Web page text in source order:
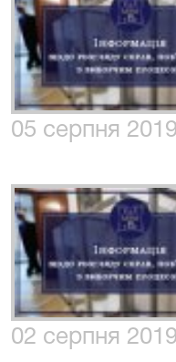
05 серпня
02 серпня